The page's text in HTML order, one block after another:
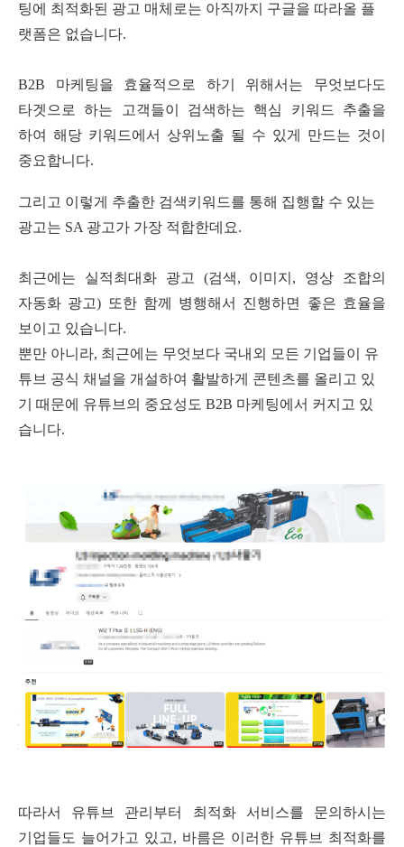
팅에 최적화된 광고 매체로는 아직까지 구글을 따라올 플
랫폼은 없습니다.
B2B 마케팅을 효율적으로 하기 위해서는 무엇보다도
타겟으로 하는 고객들이 검색하는 핵심 키워드 추출을
하여 해당 키워드에서 상위노출 될 수 있게 만드는 것이
중요합니다.
그리고 이렇게 추출한 검색키워드를 통해 집행할 수 있는
광고는 SA 광고가 가장 적합한데요.
최근에는 실적최대화 광고 (검색, 이미지 , 영상 조합의
자동화 광고) 또한 함께 병행해서 진행하면 좋은 효율을
보이고 있습니다.
뿐만 아니라, 최근에는 무엇보다 국내외 모든 기업들이 유
튜브 공식 채널을 개설하여 활발하게 콘텐츠를 올리고 있
기 때문에 유튜브의 중요성도 B2B 마케팅에서 커지고 있
습니다.
따라서 유튜브 관리부터 최적화 서비스를 문의하시는
기업들도 늘어가고 있고, 바름은 이러한 유튜브 최적화를